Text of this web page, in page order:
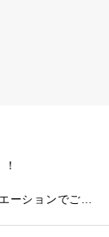
ーションでご用